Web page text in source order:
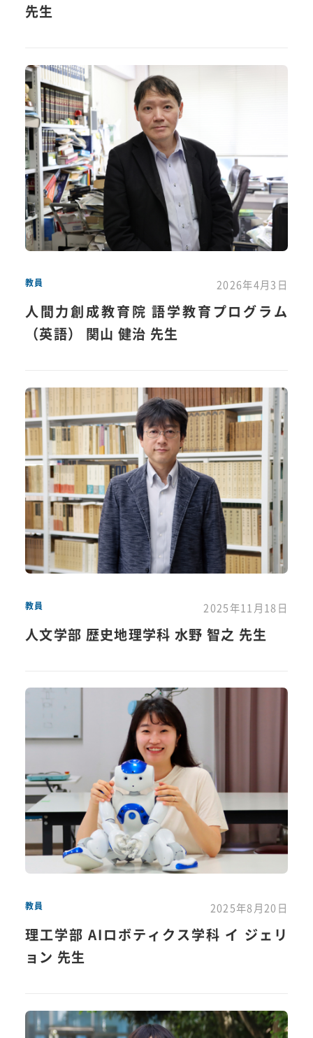
先生
2026年4月3日
教員
人間力創成教育院 語学教育プログラム
（英語） 関山 健治 先生
2025年11月18日
教員
人文学部 歴史地理学科 水野 智之 先生
2025年8月20日
教員
理工学部 AIロボティクス学科 イ ジェリ
ョン 先生